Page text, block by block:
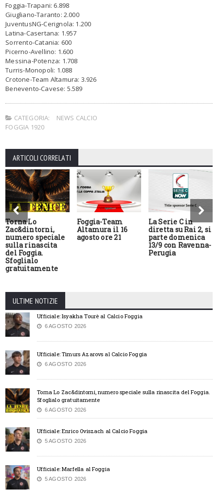
Foggia-Trapani: 6.898
Giugliano-Taranto: 2.000
JuventusNG-Cerignola: 1.200
Latina-Casertana: 1.957
Sorrento-Catania: 600
Picerno-Avellino: 1.600
Messina-Potenza: 1.708
Turris-Monopoli: 1.088
Crotone-Team Altamura: 3.926
Benevento-Cavese: 5.589
CATEGORIA:
NEWS CALCIO
FOGGIA 1920
ARTICOLI CORRELATI
Torna Lo
Zac&dintorni,
numero speciale
sulla rinascita
del Foggia.
Sfoglialo
gratuitamente
Foggia-Team
Altamura il 16
agosto ore 21
La Serie C in
diretta su Rai 2, si
parte domenica
13/9 con Ravenna-
Perugia
ULTIME NOTIZIE
Ufficiale: Isyakha Tourè al Calcio Foggia
6 AGOSTO 2026
Ufficiale: Timurs Azarovs al Calcio Foggia
6 AGOSTO 2026
Torna Lo Zac&dintorni, numero speciale sulla rinascita del Foggia.
Sfoglialo gratuitamente
6 AGOSTO 2026
Ufficiale: Enrico Oviszach al Calcio Foggia
5 AGOSTO 2026
Ufficiale: Marfella al Foggia
5 AGOSTO 2026